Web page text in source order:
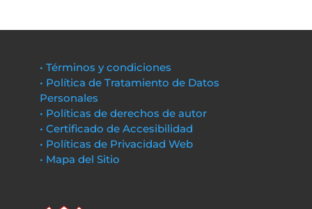
• Términos y condiciones
• Política de Tratamiento de Datos
Personales
• Políticas de derechos de autor
• Certificado de Accesibilidad
• Políticas de Privacidad Web
• Mapa del Sitio